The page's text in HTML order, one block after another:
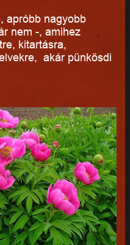
apróbb nagyobb
nem -, amihez
kitartásra,
akár pünkösdi